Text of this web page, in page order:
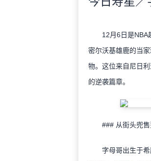
12月6日是NBA超
密尔沃基雄鹿的当
物。这位来自尼日
的逆袭篇章。
### 从街头兜售
字母哥出生于希